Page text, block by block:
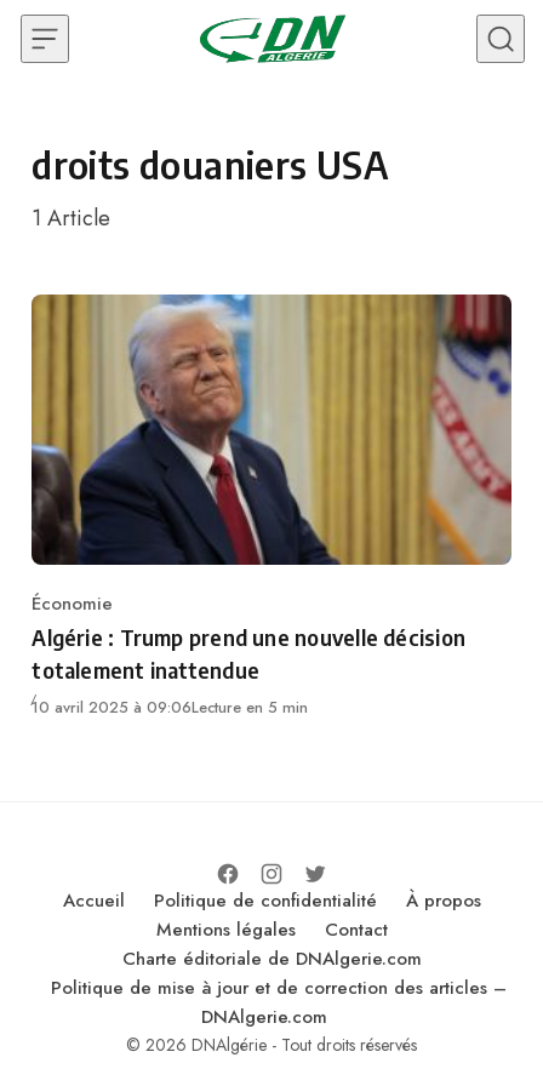
Skip to content
droits douaniers USA
1 Article
Category
Économie
Algérie : Trump prend une nouvelle décision
totalement inattendue
10 avril 2025 à 09:06Lecture en 5 min
Accueil Politique de confidentialité
À propos
Mentions légales
Contact
Charte éditoriale de DNAlgerie.com
Politique de mise à jour et de correction des articles –
DNAlgerie.com
© 2026 DNAlgérie - Tout droits réservés